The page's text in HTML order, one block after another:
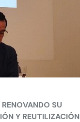
SU
Y REUTILIZACIÓN